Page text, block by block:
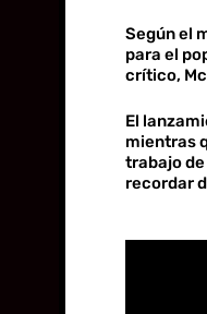
Según el
para el
crítico,
El
mientras
trabajo
recordar